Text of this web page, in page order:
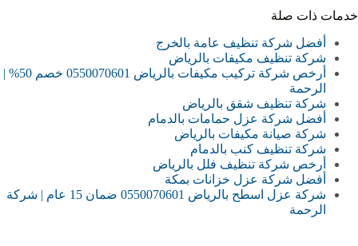
خدمات ذات صلة
أفضل شركة تنظيف عامة بالخرج
شركة تنظيف مكيفات بالرياض
أرخص شركة تركيب مكيفات بالرياض 0550070601 خصم 50% |
الرحمة
شركة تنظيف شقق بالرياض
أفضل شركة عزل حمامات بالدمام
شركة صيانة مكيفات بالرياض
شركة تنظيف كنب بالدمام
أرخص شركة تنظيف فلل بالرياض
أفضل شركة عزل خزانات بمكة
شركة عزل اسطح بالرياض 0550070601 ضمان 15 عام | شركة
الرحمة